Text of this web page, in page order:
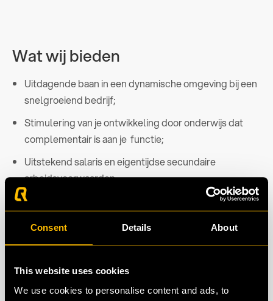
Consent Details About
This website uses cookies
We use cookies to personalise content and ads, to
Wat wij bieden
Uitdagende baan in een dynamische omgeving bij een
snelgroeiend bedrijf;
Stimulering van je ontwikkeling door onderwijs dat
complementair is aan je functie;
Uitstekend salaris en eigentijdse secundaire
arbeidsvoorwaarden.